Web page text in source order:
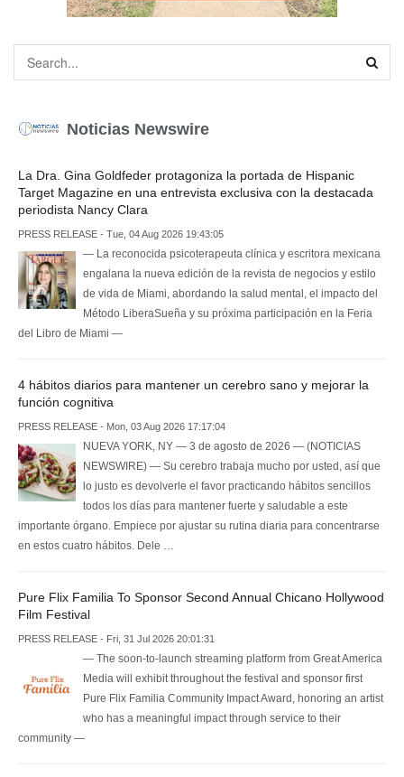
Noticias Newswire
La Dra. Gina Goldfeder protagoniza la portada de Hispanic
Target Magazine en una entrevista exclusiva con la destacada
periodista Nancy Clara
PRESS RELEASE - Tue, 04 Aug 2026 19:43:05
— La reconocida psicoterapeuta clínica y escritora mexicana
engalana la nueva edición de la revista de negocios y estilo
de vida de Miami, abordando la salud mental, el impacto del
Método LiberaSueña y su próxima participación en la Feria
del Libro de Miami —
4 hábitos diarios para mantener un cerebro sano y mejorar la
función cognitiva
PRESS RELEASE - Mon, 03 Aug 2026 17:17:04
NUEVA YORK, NY — 3 de agosto de 2026 — (NOTICIAS
NEWSWIRE) — Su cerebro trabaja mucho por usted, así que
lo justo es devolverle el favor practicando hábitos sencillos
todos los días para mantener fuerte y saludable a este
importante órgano. Empiece por ajustar su rutina diaria para concentrarse
en estos cuatro hábitos. Dele …
Pure Flix Familia To Sponsor Second Annual Chicano Hollywood
Film Festival
PRESS RELEASE - Fri, 31 Jul 2026 20:01:31
— The soon-to-launch streaming platform from Great America
Media will exhibit throughout the festival and sponsor first
Pure Flix Familia Community Impact Award, honoring an artist
who has a meaningful impact through service to their
community —